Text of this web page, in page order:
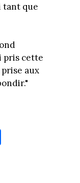
tant que
pris cette
aux
Pa
rt